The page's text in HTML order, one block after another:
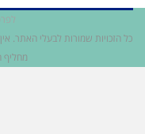
כל הזכויות שמורות לבעלי האתר.
מחליף